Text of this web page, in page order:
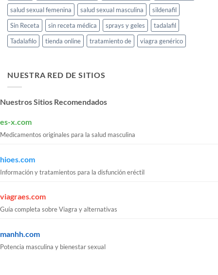
salud sexual femenina
salud sexual masculina
sildenafil
Sin Receta
sin receta médica sprays y geles
tadalafil
Tadalafilo
tienda online tratamiento de viagra genérico
NUESTRA RED DE SITIOS
Nuestros Sitios Recomendados
es-x.com
Medicamentos originales para la salud masculina
hioes.com
Información y tratamientos para la disfunción eréctil
viagraes.com
Guía completa sobre Viagra y alternativas
manhh.com
Potencia masculina y bienestar sexual